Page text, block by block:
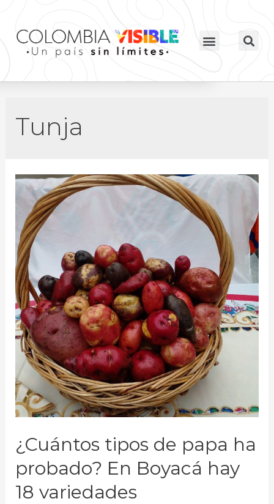
Tunja
¿Cuántos tipos de papa ha
probado? En Boyacá hay
18 variedades